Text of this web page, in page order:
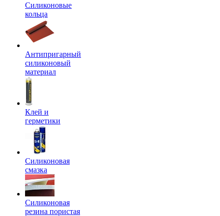
Силиконовые
кольца
Антипригарный
силиконовый
материал
Клей и
герметики
Силиконовая
смазка
Силиконовая
резина пористая